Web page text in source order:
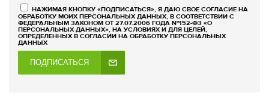
НАЖИМАЯ КНОПКУ «ПОДПИСАТЬСЯ», Я ДАЮ СВОЕ СОГЛАСИЕ НА
ОБРАБОТКУ МОИХ ПЕРСОНАЛЬНЫХ ДАННЫХ, В СООТВЕТСТВИИ С
ФЕДЕРАЛЬНЫМ ЗАКОНОМ ОТ 27.07.2006 ГОДА №152-ФЗ «О
ПЕРСОНАЛЬНЫХ ДАННЫХ», НА УСЛОВИЯХ И ДЛЯ ЦЕЛЕЙ,
ОПРЕДЕЛЕННЫХ В СОГЛАСИИ НА ОБРАБОТКУ ПЕРСОНАЛЬНЫХ
ДАННЫХ
ПОДПИСАТЬСЯ